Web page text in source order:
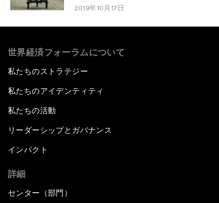
2019年10月17日
世界経済フォーラムについて
私たちのストラテジー
私たちのアイデンティティ
私たちの活動
リーダーシップとガバナンス
インパクト
詳細
センター（部門）